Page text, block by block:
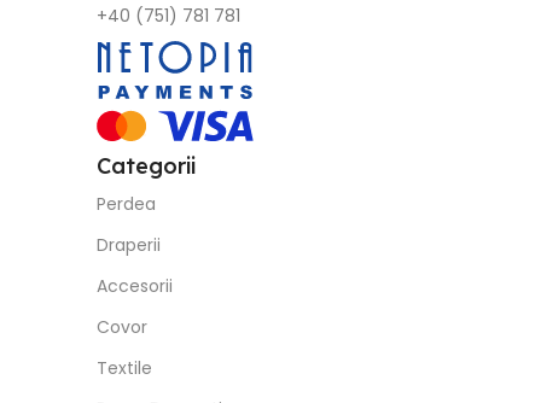
Draperii
Accesorii
Covor
Textile
Perne Decorative
Contracte
Politica de Livrare
Politica de Retur
Termeni si Conditii
Politica de Confindentialitate GDPR